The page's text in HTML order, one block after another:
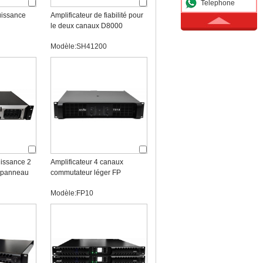
Amplificateur de fiabilité pour
le deux canaux D8000
Modèle:SH41200
2
Amplificateur 4 canaux
commutateur léger FP
Modèle:FP10
Telephone